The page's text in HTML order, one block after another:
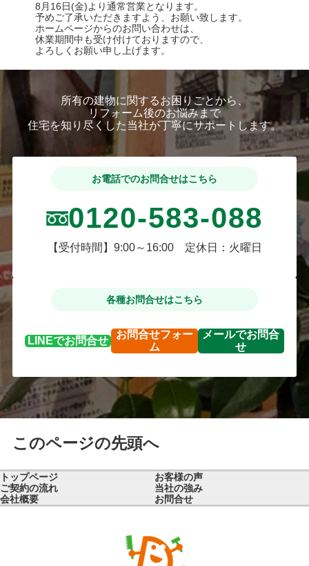
8月16日(金)より通常営業となります。
予めご了承いただきますよう、お願い致します。
ホームページからのお問い合わせは、
休業期間中も受け付けておりますので、
よろしくお願い申し上げます。
所有の建物に関するお困りごとから、
リフォーム後のお悩みまで
住宅を知り尽くした当社が丁寧にサポートします。
お電話でのお問合せはこちら
0120-583-088
【受付時間】9:00～16:00 定休日：火曜日
各種お問合せはこちら
LINEでお問合せ
お問合せフォー
ム
メールでお問合
せ
このページの先頭へ
トップページ
お客様の声
ご契約の流れ
当社の強み
会社概要
お問合せ